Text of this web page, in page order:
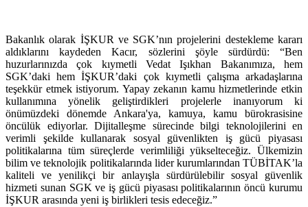
Bakanlık olarak İŞKUR ve SGK’nın projelerini destekleme kararı
aldıklarını kaydeden Kacır, sözlerini şöyle sürdürdü: “Ben
huzurlarınızda çok kıymetli Vedat Işıkhan Bakanımıza, hem
SGK’daki hem İŞKUR’daki çok kıymetli çalışma arkadaşlarına
teşekkür etmek istiyorum. Yapay zekanın kamu hizmetlerinde etkin
kullanımına yönelik geliştirdikleri projelerle inanıyorum ki
önümüzdeki dönemde Ankara'ya, kamuya, kamu bürokrasisine
öncülük ediyorlar. Dijitalleşme sürecinde bilgi teknolojilerini en
verimli şekilde kullanarak sosyal güvenlikten iş gücü piyasası
politikalarına tüm süreçlerde verimliliği yükselteceğiz. Ülkemizin
bilim ve teknolojik politikalarında lider kurumlarından TÜBİTAK’la
kaliteli ve yenilikçi bir anlayışla sürdürülebilir sosyal güvenlik
hizmeti sunan SGK ve iş gücü piyasası politikalarının öncü kurumu
İŞKUR arasında yeni iş birlikleri tesis edeceğiz.”